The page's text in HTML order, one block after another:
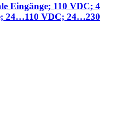
Eingänge; 110 VDC; 4
24…110 VDC; 24…230